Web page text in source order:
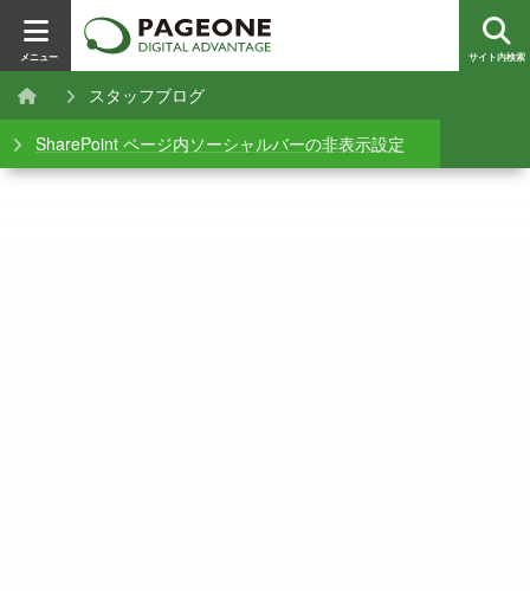
メニュー サイト内検索
スタッフブログ
SharePoint ページ内ソーシャルバーの非表示設定